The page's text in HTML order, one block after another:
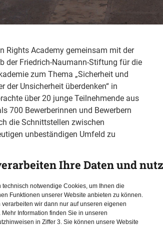
Rights Academy gemeinsam mit der
der Friedrich‑Naumann‑Stiftung für die
zum Thema „Sicherheit und
der Unsicherheit überdenken“ in
über 20 junge Teilnehmende aus
700 Bewerberinnen und Bewerbern
die Schnittstellen zwischen
unbeständigen Umfeld zu
Ihre Daten und
technisch notwendige Cookies, um Ihnen die
Funktionen unserer Website anbieten zu können.
verarbeiten wir dann nur auf unseren eigenen
Mehr Information finden Sie in unseren
in Ziffer 3. Sie können unsere Website